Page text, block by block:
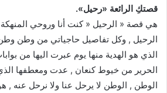
قصتكِ الرائعة «رحيل».
هي قصة « الرحيل « كنت أنا وروحي
الرحيل , وكل تفاصيل حاجياتي من وطن
الذي هو الهدية منها يوم عبرت اليها من
الحرير من خيوط كنعان , عدت ومعطفها
الوطن , الوطن لا يرحل عنا ولا نرحل عنه ,